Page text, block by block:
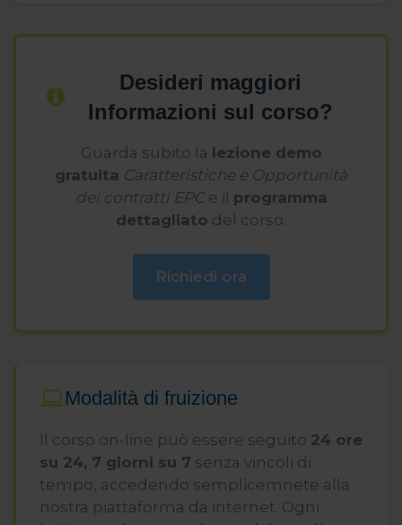
Desideri maggiori
Informazioni sul corso?
Guarda subito la lezione demo
gratuita Caratteristiche e Opportunità
dei contratti EPCe il programma
dettagliato del corso.
Richiedi ora
Modalità di fruizione
Il corso on-line può essere seguito 24 ore
su 24, 7 giorni su 7 senza vincoli di
tempo, accedendo semplicemnete alla
nostra piattaforma da internet. Ogni